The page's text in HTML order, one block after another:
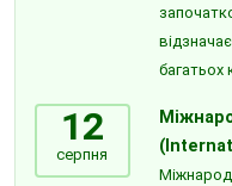
багатьох
12
серпня